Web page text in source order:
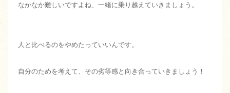
なかなか難しいですよね、一緒に乗り越えていきましょう。
人と比べるのをやめたっていいんです。
自分のためを考えて、その劣等感と向き合っていきましょう！